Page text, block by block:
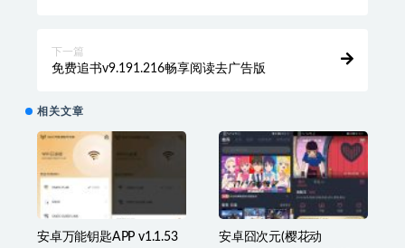
下一篇
免费追书v9.191.216畅享阅读去广告版
相关文章